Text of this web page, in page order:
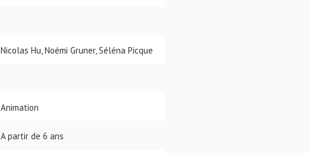
Nicolas Hu, Noémi Gruner, Séléna Picque
Animation
A partir de 6 ans